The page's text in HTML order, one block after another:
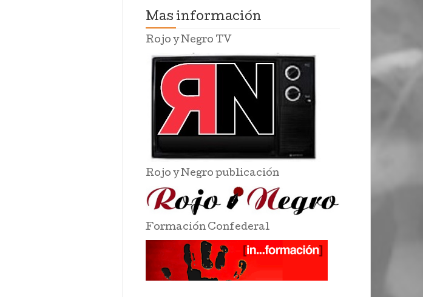
Mas información
Rojo y Negro TV
Rojo y Negro publicación
Formación Confederal